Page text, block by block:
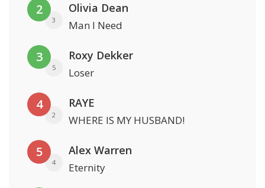
2
3
Olivia Dean
Man I Need
3
5
Roxy Dekker
Loser
4
2
RAYE
WHERE IS MY HUSBAND!
5
4
Alex Warren
Eternity